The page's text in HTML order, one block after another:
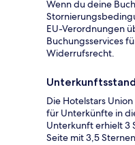
Wenn du deine
EU-Verordnungen
Buchungsservices
Widerrufsrecht.
Die Hotelstars
für Unterkünfte in
Unterkunft erhielt 3
Seite mit 3,5